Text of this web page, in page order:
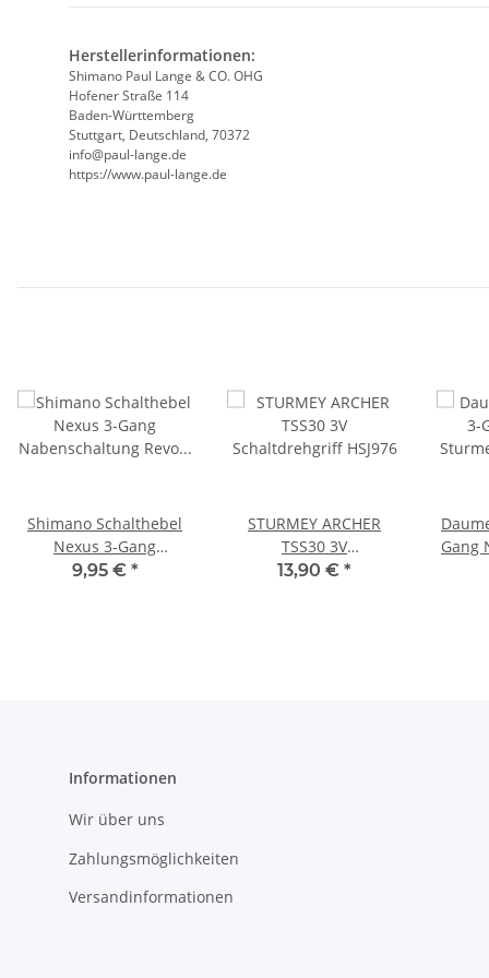
Herstellerinformationen:
Shimano Paul Lange & CO. OHG
Hofener Straße 114
Baden-Württemberg
Stuttgart, Deutschland, 70372
info@paul-lange.de
https://www.paul-lange.de
Shimano Schalthebel
Nexus 3-Gang
Nabenschaltung Revo
9,95 € *
STURMEY ARCHER
TSS30 3V
Schaltdrehgriff HSJ976
13,90 € *
Gang
Informationen
Wir über uns
Zahlungsmöglichkeiten
Versandinformationen